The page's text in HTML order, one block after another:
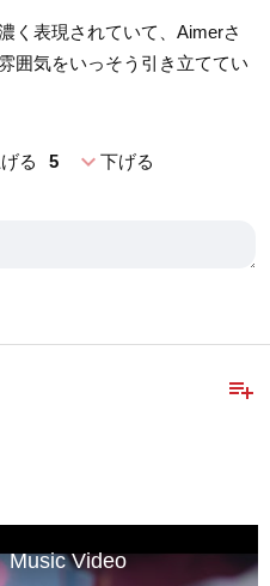
く表現されていて、Aimerさ
囲気をいっそう引き立ててい
る 5 expand_more下げる
playlist_add
Music Video